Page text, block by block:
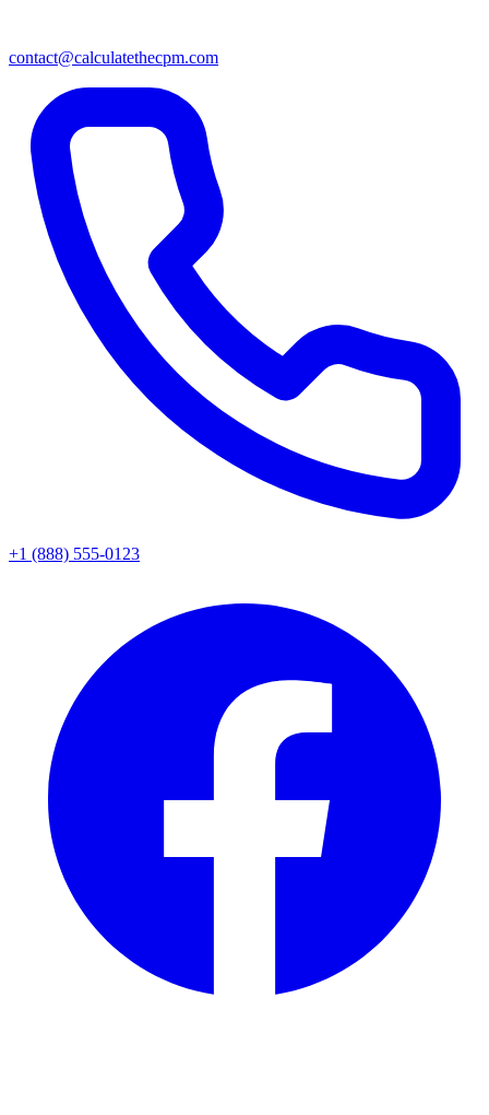
contact@calculatethecpm.com
+1 (888) 555-0123